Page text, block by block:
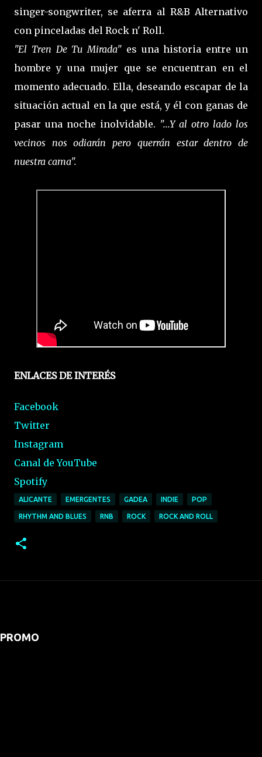
singer-songwriter, se aferra al R&B Alternativo
con pinceladas del Rock n' Roll.
"El Tren De Tu Mirada" es una historia entre un
hombre y una mujer que se encuentran en el
momento adecuado. Ella, deseando escapar de la
situación actual en la que está, y él con ganas de
pasar una noche inolvidable. "...Y al otro lado los
vecinos nos odiarán pero querrán estar dentro de
nuestra cama".
ENLACES DE INTERÉS
Facebook
Twitter
Instagram
Canal de YouTube
Spotify
ALICANTE EMERGENTES GADEA INDIE POP
RHYTHM AND BLUES RNB ROCK ROCK AND ROLL
PROMO